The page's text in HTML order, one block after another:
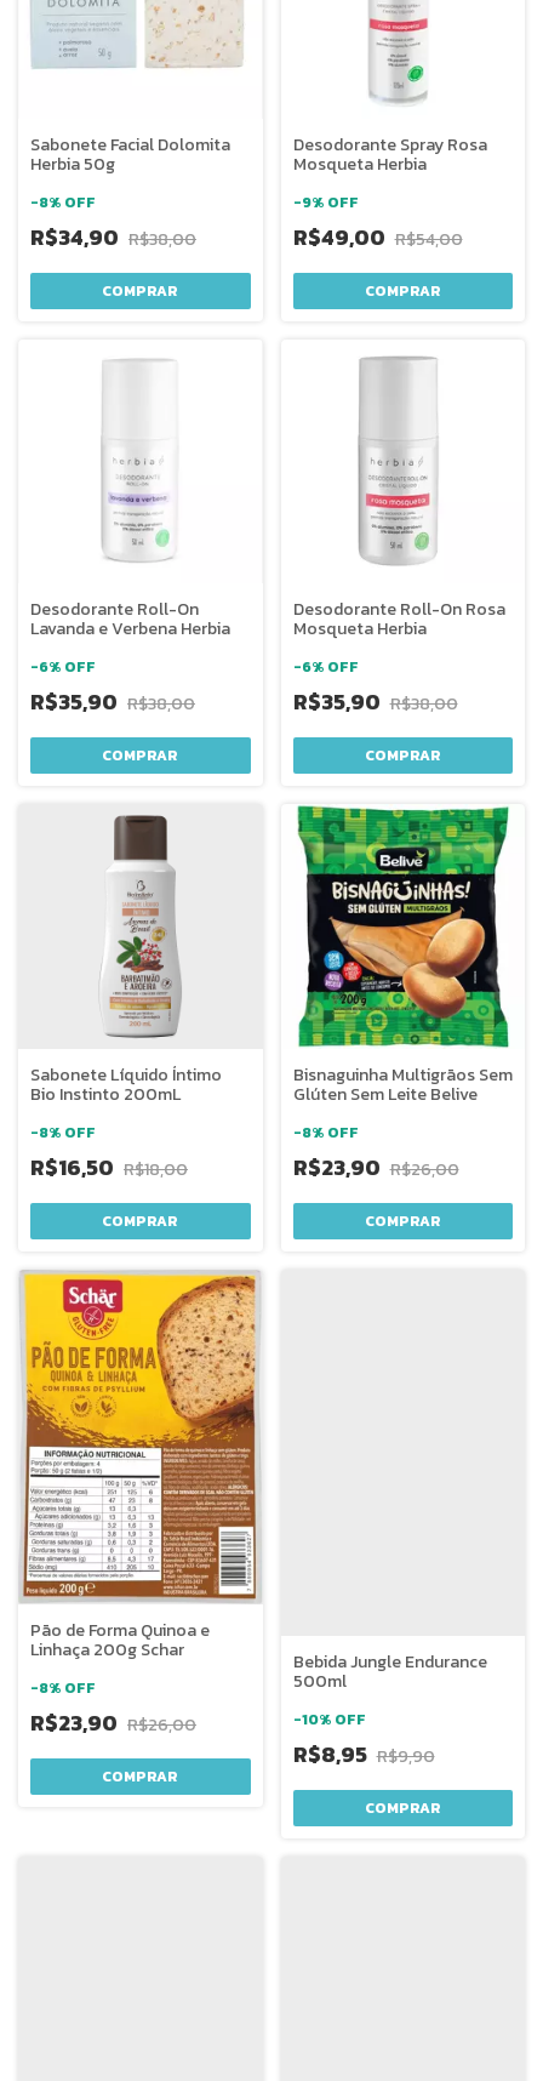
Sabonete Facial Dolomita
Herbia 50g
-8% OFF
R$34,90 R$38,00
Desodorante Spray Rosa
Mosqueta Herbia
-9% OFF
R$49,00 R$54,00
Desodorante Roll-On
Lavanda e Verbena Herbia
-6% OFF
R$35,90 R$38,00
Desodorante Roll-On Rosa
Mosqueta Herbia
-6% OFF
R$35,90 R$38,00
Sabonete Líquido Íntimo
Bio Instinto 200mL
-8% OFF
R$16,50 R$18,00
COMPRAR
Bisnaguinha Multigrãos Sem
Glúten Sem Leite Belive
-8% OFF
R$23,90 R$26,00
Pão de Forma Quinoa e
Linhaça 200g Schar
-8% OFF
R$23,90 R$26,00
Bebida Jungle Endurance
500ml
-10% OFF
R$8,95 R$9,90
COMPRAR